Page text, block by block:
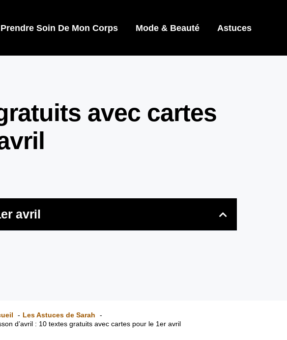
Prendre Soin De Mon Corps Mode & Beauté Astuces
avec cartes
avril
Les Astuces de Sarah
d’avril : 10 textes gratuits avec cartes pour le 1er avril